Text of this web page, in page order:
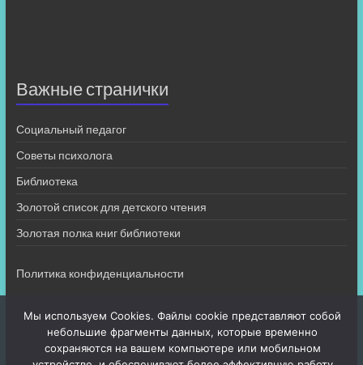
Важные странички
Социальный педагог
Советы психолога
Библиотека
Золотой список для детского чтения
Золотая полка книг библиотеки
Политика конфиденциальности
Мы используем Cookies. Файлы cookie представляют собой
небольшие фрагменты данных, которые временно
сохраняются на вашем компьютере или мобильном